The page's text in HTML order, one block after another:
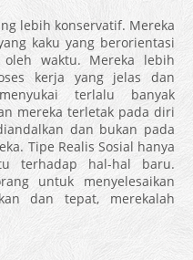
lebih konservatif. Mereka
kaku yang berorientasi
waktu. Mereka lebih
kerja yang jelas dan
terlalu banyak
mereka terletak pada diri
dan bukan pada
Tipe Realis Sosial hanya
terhadap hal-hal baru.
untuk menyelesaikan
dan tepat, merekalah